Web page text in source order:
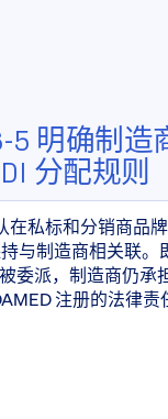
5 明确制造
分配规则
在私标和分销商品
与制造商相关联。
委派，制造商仍承
注册的法律责